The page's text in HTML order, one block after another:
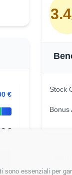
essenziali per
€
€
Stock
Bonus